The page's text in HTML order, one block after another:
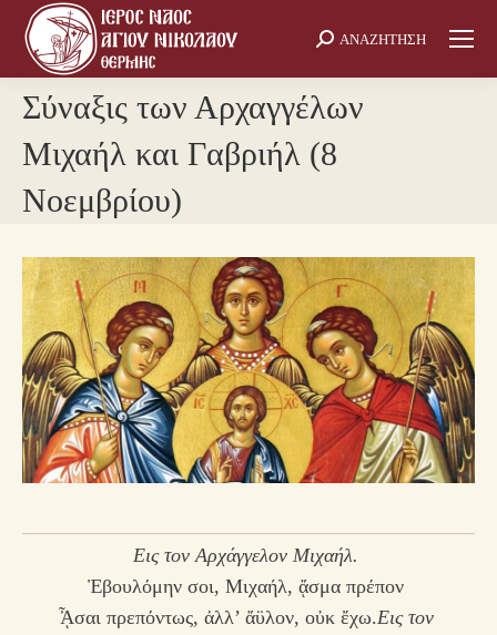
Search:
ΑΝΑΖΗΤΗΣΗ
Σύναξις των Αρχαγγέλων
Μιχαήλ και Γαβριήλ (8
Νοεμβρίου)
Eις τον Aρχάγγελον Mιχαήλ.
Ἐβουλόμην σοι, Μιχαήλ, ᾄσμα πρέπον
ᾎσαι πρεπόντως, ἀλλ’ ἄϋλον, οὐκ ἔχω.Eις τον